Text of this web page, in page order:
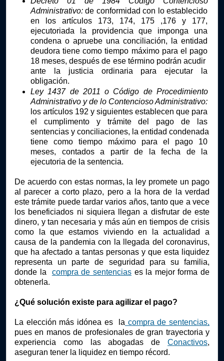
Administrativo: de conformidad con lo establecido
en los artículos 173, 174, 175 ,176 y 177,
ejecutoriada la providencia que imponga una
condena o apruebe una conciliación, la entidad
deudora tiene como tiempo máximo para el pago
18 meses, después de ese término podrán acudir
ante la justicia ordinaria para ejecutar la
obligación.
Ley 1437 de 2011 o Código de Procedimiento
Administrativo y de lo Contencioso Administrativo:
los artículos 192 y siguientes establecen que para
el cumplimento y trámite del pago de las
sentencias y conciliaciones, la entidad condenada
tiene como tiempo máximo para el pago 10
meses, contados a partir de la fecha de la
ejecutoria de la sentencia.
De acuerdo con estas normas, la ley promete un pago
al parecer a corto plazo, pero a la hora de la verdad
este trámite puede tardar varios años, tanto que a vece
los beneficiados ni siquiera llegan a disfrutar de este
dinero, y tan necesaria y más aún en tiempos de crisis
como la que estamos viviendo en la actualidad a
causa de la pandemia con la llegada del coronavirus,
que ha afectado a tantas personas y que esta liquidez
representa un parte de seguridad para su familia,
donde la
compra de sentencias es la mejor forma de
obtenerla.
¿Qué solución existe para agilizar el pago?
La elección más idónea es  la compra de sentencias,
pues en manos de profesionales de gran trayectoria y
experiencia como las abogadas de Conactivos,
aseguran tener la liquidez en tiempo récord.